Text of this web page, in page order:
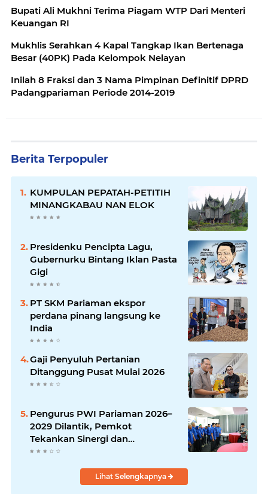
Bupati Ali Mukhni Terima Piagam WTP Dari Menteri
Keuangan RI
Mukhlis Serahkan 4 Kapal Tangkap Ikan Bertenaga
Besar (40PK) Pada Kelompok Nelayan
Inilah 8 Fraksi dan 3 Nama Pimpinan Definitif DPRD
Padangpariaman Periode 2014-2019
Berita Terpopuler
KUMPULAN PEPATAH-PETITIH
MINANGKABAU NAN ELOK
Presidenku Pencipta Lagu,
Gubernurku Bintang Iklan Pasta
Gigi
PT SKM Pariaman ekspor
perdana pinang langsung ke
India
Gaji Penyuluh Pertanian
Ditanggung Pusat Mulai 2026
Pengurus PWI Pariaman 2026–
2029 Dilantik, Pemkot
Tekankan Sinergi dan
Profesionalisme Pers
Lihat Selengkapnya